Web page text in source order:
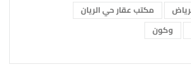
مكتب عقار حي الريان
وكون